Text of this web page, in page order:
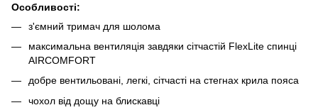
Особливості:
з'ємний тримач для шолома
максимальна вентиляція завдяки сітчастій FlexLite спинці
AIRCOMFORT
добре вентильовані, легкі, сітчасті на стегнах крила пояса
чохол від дощу на блискавці